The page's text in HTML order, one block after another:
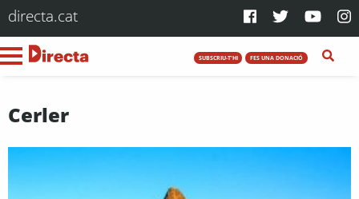
directa.cat
SUBSCRIU-T'HI FES UNA DONACIÓ
Cerler